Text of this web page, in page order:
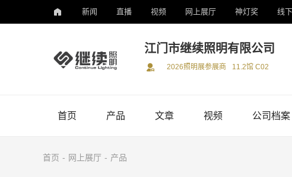
新闻 直播 视频 网上展厅 神灯奖 线
江门市继续照明有限公司
2026照明展参展商 11.2馆 C02
首页 产品 文章 视频 公司档案
首页 - 网上展厅 - 产品